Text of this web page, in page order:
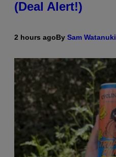
(Deal Alert!)
2 hours agoBy Sam Watanuki